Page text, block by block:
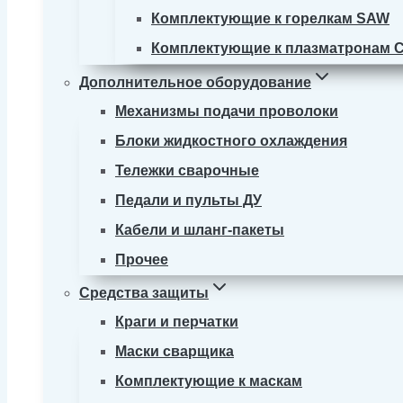
Комплектующие к горелкам SAW
Комплектующие к плазматронам
Дополнительное оборудование
Механизмы подачи проволоки
Блоки жидкостного охлаждения
Тележки сварочные
Педали и пульты ДУ
Кабели и шланг-пакеты
Прочее
Средства защиты
Краги и перчатки
Маски сварщика
Комплектующие к маскам